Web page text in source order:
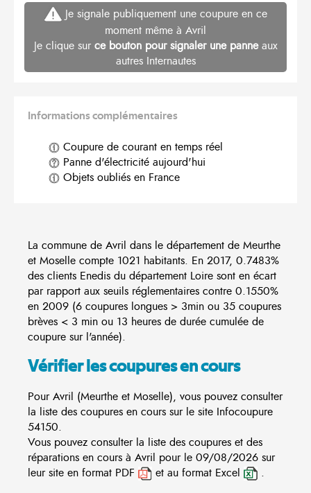
Je signale publiquement une coupure en ce
moment même à Avril
Je clique sur ce bouton pour signaler une panneaux
autres Internautes
Informations complémentaires
Coupure de courant en temps réel
Panne d'électricité aujourd'hui
Objets oubliés en France
La commune de Avril dans le département de Meurthe
et Moselle compte 1021 habitants. En 2017, 0.7483%
des clients Enedis du département Loire sont en écart
par rapport aux seuils réglementaires contre 0.1550%
en 2009 (6 coupures longues > 3min ou 35 coupures
brèves < 3 min ou 13 heures de durée cumulée de
coupure sur l'année).
Vérifier les coupures en cours
Pour Avril (Meurthe et Moselle), vous pouvez consulter
la liste des coupures en cours sur le site Infocoupure
54150.
Vous pouvez consulter la liste des coupures et des
réparations en cours à Avril pour le 09/08/2026 sur
leur site en format PDF
et au format Excel .